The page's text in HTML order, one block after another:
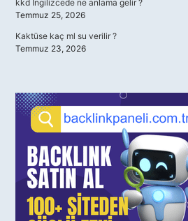
kkd İngilizcede ne anlama gelir ?
Temmuz 25, 2026
Kaktüse kaç ml su verilir ?
Temmuz 23, 2026